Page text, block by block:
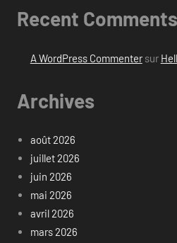
Recent Comments
A WordPress Commentersur
Archives
août 2026
juillet 2026
juin 2026
mai 2026
avril 2026
mars 2026